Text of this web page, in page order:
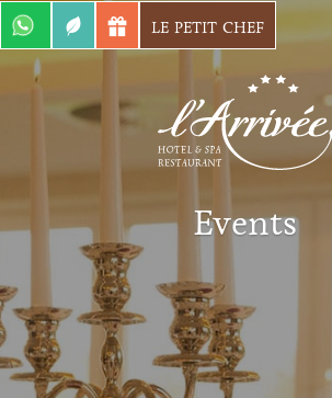
Zimmer & Suiten
Zimmer einfach über WhatsApp
buchen!
+49 (0) 172
7880158
Mehr Informationen
Spa Behandlung
LE PETIT CHEF
Events